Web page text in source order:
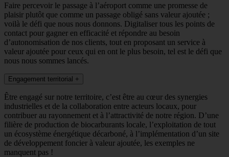
Faire percevoir le passage à l’aéroport comme une promesse de
plaisir plutôt que comme un passage obligé sans valeur ajoutée ;
voilà le défi que nous nous donnons. Digitaliser tous les points de
contact pour gagner en efficacité et répondre au besoin
d’autonomisation de nos clients, tout en proposant un service à
valeur ajoutée pour ceux qui en ont le plus besoin, tel est le défi que
nous nous sommes lancés.
Engagement territorial +
Être engagé sur notre territoire, c’est être au cœur des synergies
industrielles et de la collaboration entre acteurs locaux, pour
contribuer au rayonnement et à l’attractivité de notre région. D’une
filière de production de biocarburants locale, l’exploitation de tout
un écosystème énergétique décarboné, à l’implémentation d’un site
de développement foncier à valeur ajoutée, les exemples ne
manquent pas !